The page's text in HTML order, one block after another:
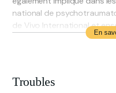
national de
de Vivo International et
Holland. Jongedijk a
la NET à l’échelle
scientifiques sur le
En
Troubles